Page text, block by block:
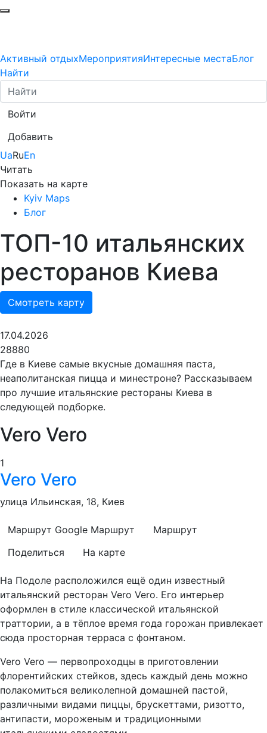
Активный отдыхМероприятияИнтересные местаБлог
Найти
Войти
Добавить
UaRuEn
Читать
Показать на карте
Kyiv Maps
Блог
ТОП-10 итальянских
ресторанов Киева
Смотреть карту
17.04.2026
28880
Где в Киеве самые вкусные домашняя паста,
неаполитанская пицца и минестроне? Рассказываем
про лучшие итальянские рестораны Киева в
следующей подборке.
Vero Vero
1
Vero Vero
улица Ильинская, 18, Киев
Маршрут Google Маршрут
Маршрут
Поделиться
На карте
На Подоле расположился ещё один известный
итальянский ресторан Vero Vero. Его интерьер
оформлен в стиле классической итальянской
траттории, а в тёплое время года горожан привлекает
сюда просторная терраса с фонтаном.
Vero Vero — первопроходцы в приготовлении
флорентийских стейков, здесь каждый день можно
полакомиться великолепной домашней пастой,
различными видами пиццы, брускеттами, ризотто,
антипасти, мороженым и традиционными